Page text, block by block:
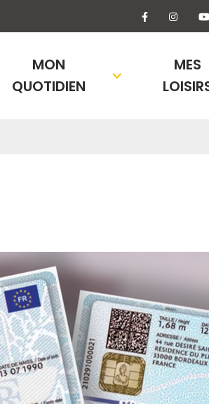
Lien vers le
Lien
MON
QUOTIDIEN
MES